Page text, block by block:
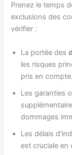
Prenez le temps
exclusions des
vérifier :
La portée des
les risques
pris en compte.
Les garanties
dommages
Les délais
est cruciale en